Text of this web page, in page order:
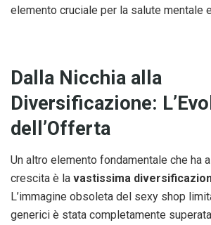
elemento cruciale per la salute mentale
Dalla Nicchia alla
Diversificazione:
dell’Offerta
Un altro elemento fondamentale che ha
crescita è la vastissima
L’immagine obsoleta del sexy shop
generici è stata completamente